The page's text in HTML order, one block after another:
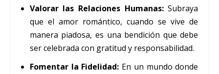
Valorar las Relaciones Humanas:Subraya
que el amor romántico, cuando se vive de
manera piadosa, es una bendición que debe
ser celebrada con gratitud y responsabilidad.
Fomentar la Fidelidad: En un mundo donde